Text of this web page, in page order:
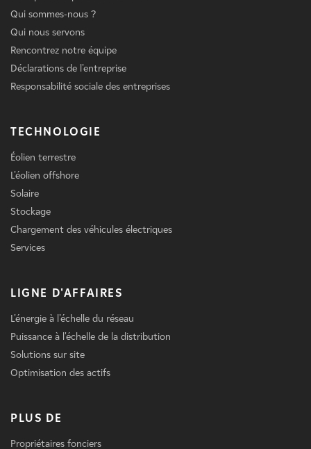
Qui sommes-nous ?
Qui nous servons
Rencontrez notre équipe
Déclarations de l'entreprise
Responsabilité sociale des entreprises
TECHNOLOGIE
Éolien terrestre
L'éolien offshore
Solaire
Stockage
Chargement des véhicules électriques
Services
LIGNE D'AFFAIRES
L'énergie à l'échelle du réseau
Puissance à l'échelle de la distribution
Solutions sur site
Optimisation des actifs
PLUS DE
Propriétaires fonciers